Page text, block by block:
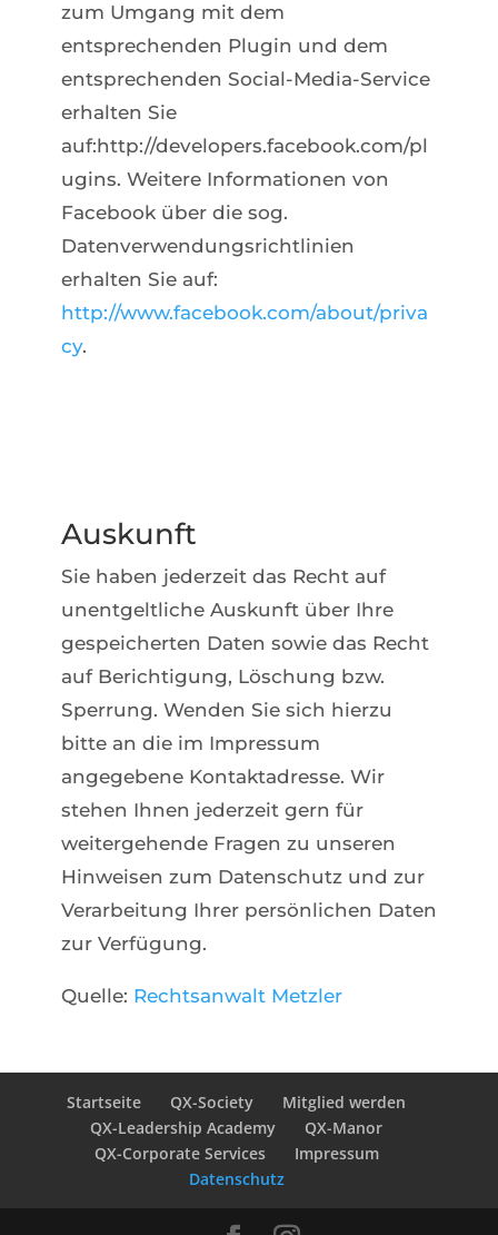
zum Umgang mit dem
entsprechenden Plugin und dem
entsprechenden Social-Media-Service
erhalten Sie
auf:http://developers.facebook.com/pl
ugins. Weitere Informationen von
Facebook über die sog.
Datenverwendungsrichtlinien
erhalten Sie auf:
http://www.facebook.com/about/priva
cy.
Auskunft
Sie haben jederzeit das Recht auf
unentgeltliche Auskunft über Ihre
gespeicherten Daten sowie das Recht
auf Berichtigung, Löschung bzw.
Sperrung. Wenden Sie sich hierzu
bitte an die im Impressum
angegebene Kontaktadresse. Wir
stehen Ihnen jederzeit gern für
weitergehende Fragen zu unseren
Hinweisen zum Datenschutz und zur
Verarbeitung Ihrer persönlichen Daten
zur Verfügung.
Quelle: Rechtsanwalt Metzler
Startseite QX-Society
Mitglied werden
QX-Leadership Academy
QX-Manor
QX-Corporate Services
Impressum
Datenschutz